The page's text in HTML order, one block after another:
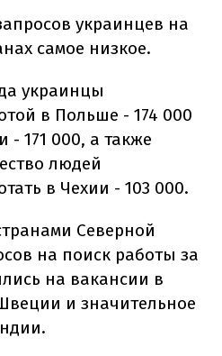
украинцев на
самое низкое.
украинцы
в Польше - 174 000
- 171 000, а также
людей
в Чехии - 103 000.
Северной
на поиск работы за
на вакансии в
и значительное